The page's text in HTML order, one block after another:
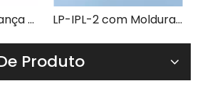
Óculos de segurança para laser LP-GHP-2 com armação 33 LP-IPL-2 com Moldura 33
Produto